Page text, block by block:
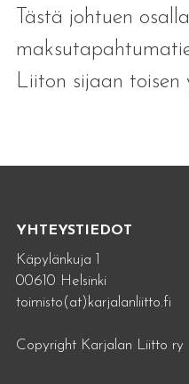
Tästä johtuen
Liiton sijaan toisen
YHTEYSTIEDOT
Käpylänkuja 1
00610 Helsinki
toimisto(at)karjalanliitto.fi
Copyright Karjalan Liitto ry